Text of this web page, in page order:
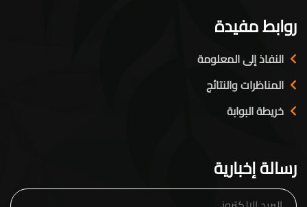
روابط مفيدة
النفاذ إلى المعلومة
المناظرات والنتائج
خريطة البوابة
رسالة إخبارية